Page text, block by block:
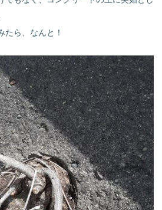
たら、なんと！